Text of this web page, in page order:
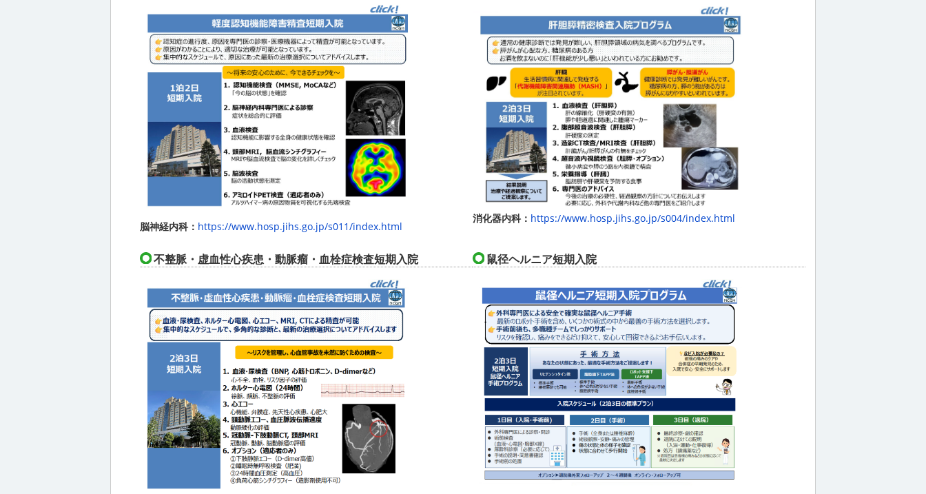
脳神経内科： https://www.hosp.jihs.go.jp/s011/index.html
消化器内科： https://www.hosp.jihs.go.jp/s004/index.html
不整脈・虚血性心疾患・動脈瘤・血栓症検査短期入院 鼠径ヘルニア短期入院